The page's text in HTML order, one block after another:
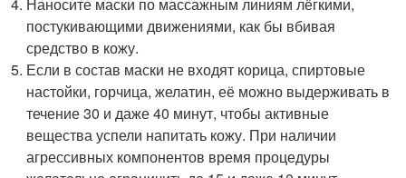
Наносите маски по массажным линиям лёгкими,
постукивающими движениями, как бы вбивая
средство в кожу.
Если в состав маски не входят корица, спиртовые
настойки, горчица, желатин, её можно выдерживать в
течение 30 и даже 40 минут, чтобы активные
вещества успели напитать кожу. При наличии
агрессивных компонентов время процедуры